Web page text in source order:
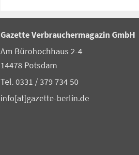
Gazette Verbrauchermagazin GmbH
Am Bürohochhaus 2-4
14478 Potsdam
Tel. 0331 / 379 734 50
info[at]gazette-berlin.de